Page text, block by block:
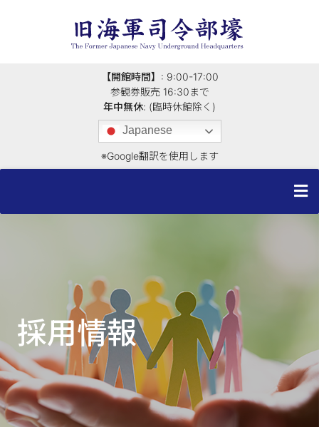
【開館時間】 : 9:00-17:00
参観券販売 16:30まで
年中無休: (臨時休館除く)
Japanese
※Google翻訳を使用します
採用情報